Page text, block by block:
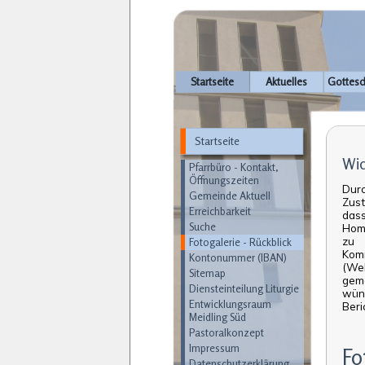
Navigation
überspringen
Startseite Aktuelles
Startseite
Navigation
überspringen
Pfarrbüro - Kontakt,
Öffnungszeiten
Gemeinde Aktuell
Erreichbarkeit
Suche
Fotogalerie - Rückblick
Kontonummer (IBAN)
Sitemap
Diensteinteilung Liturgie
Entwicklungsraum
Meidling Süd
Pastoralkonzept
Impressum
zu